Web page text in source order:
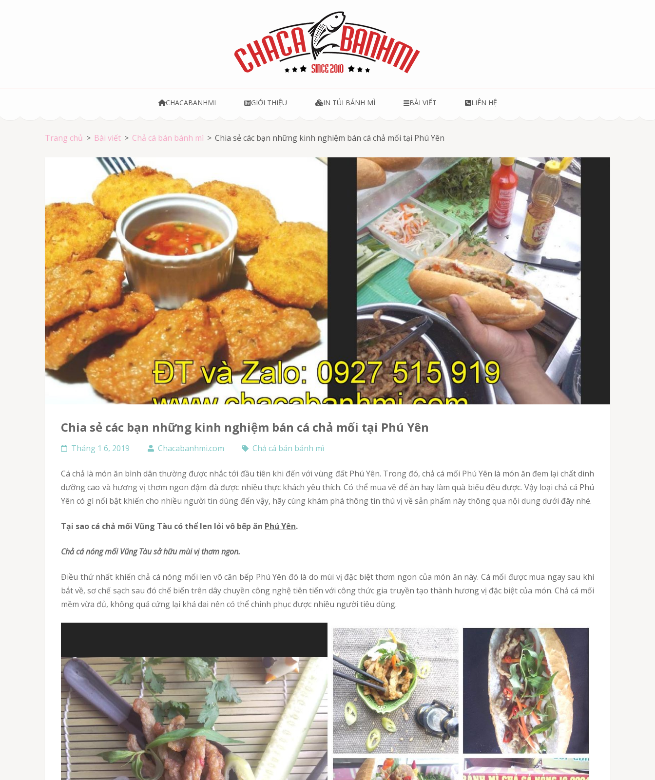
(ấn
Chả cá Vũng Tàu
CHACABANHMI GIỚI THIỆU IN TÚI BÁNH MÌ BÀI VIẾT LIÊN HỆ
Trang chủ > Bài viết > Chả cá bán bánh mì > Chia sẻ các bạn những kinh nghiệm bán cá chả mối tại Phú Yên
Chia sẻ các bạn những kinh nghiệm bán cá chả mối tại Phú Yên
Tháng 1 6, 2019 Chacabanhmi.com Chả cá bán bánh mì
Cá chả là món ăn bình dân thường được nhắc tới đầu tiên khi đến với vùng đất Phú Yên. Trong đó, chả cá mối Phú Yên là món ăn đem lại chất dinh
dưỡng cao và hương vị thơm ngon đậm đà được nhiều thực khách yêu thích. Có thể mua về để ăn hay làm quà biếu đều được. Vậy loại chả cá Phú
Yên có gì nổi bật khiến cho nhiều người tin dùng đến vậy, hãy cùng khám phá thông tin thú vị về sản phẩm này thông qua nội dung dưới đây nhé.
Tại sao cá chả mối Vũng Tàu có thể len lỏi vô bếp ăn Phú Yên.
chả cá nóng mối Vũng Tàu sở hữu mùi vị thơm ngon.
Điều thứ nhất khiến chả cá nóng mối len vô căn bếp Phú Yên đó là do mùi vị đặc biệt thơm ngon của món ăn này. Cá mối được mua ngay sau khi
bắt về, sơ chế sạch sau đó chế biến trên dây chuyền công nghệ tiên tiến với công thức gia truyền tạo thành hương vị đặc biệt của món. Chả cá mối
mềm vừa đủ, không quá cứng lại khá dai nên có thể chinh phục được nhiều người tiêu dùng.